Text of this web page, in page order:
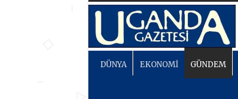
DÜNYA EKONOMİ GÜNDEM